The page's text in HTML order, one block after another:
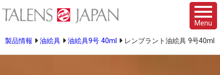
Menu
製品情報 油絵具 油絵具9号 40ml レンブラント油絵具 9号40ml